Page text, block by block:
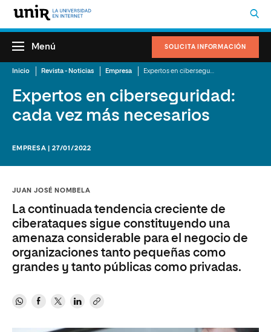
SOLICITA INFORMACIÓN
Menú
Inicio Revista - Noticias Empresa
Expertos en ciberseguridad:
cada vez más necesarios
EMPRESA | 27/01/2022
JUAN JOSÉ NOMBELA
La continuada tendencia creciente de
ciberataques sigue constituyendo una
amenaza considerable para el negocio de
organizaciones tanto pequeñas como
grandes y tanto públicas como privadas.